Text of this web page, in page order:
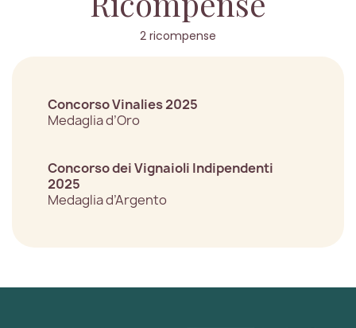
2 ricompense
Concorso Vinalies 2025
Medaglia d’Oro
Concorso dei Vignaioli Indipendenti
2025
Medaglia d’Argento